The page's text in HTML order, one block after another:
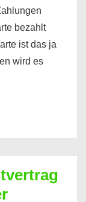
bezahlt
ist das ja
wird es